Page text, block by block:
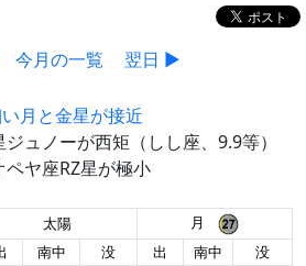
今月の一覧 翌日 ▶
月と金星が接近
ュノーが西矩（しし座、9.9等）
ヤ座RZ星が極小
太陽
月
南中 没 出 南中
没